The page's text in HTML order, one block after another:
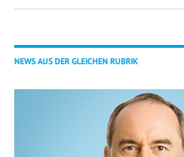
NEWS AUS DER GLEICHEN RUBRIK